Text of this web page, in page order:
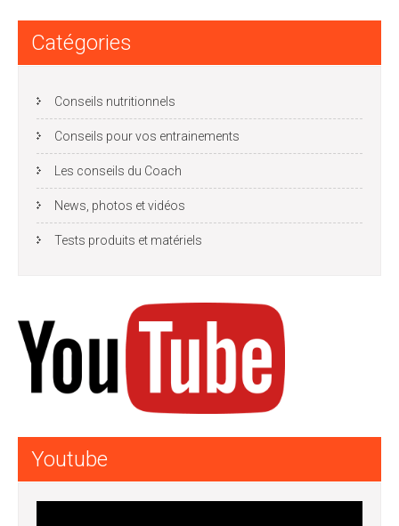
Catégories
Conseils nutritionnels
Conseils pour vos entrainements
Les conseils du Coach
News, photos et vidéos
Tests produits et matériels
Youtube